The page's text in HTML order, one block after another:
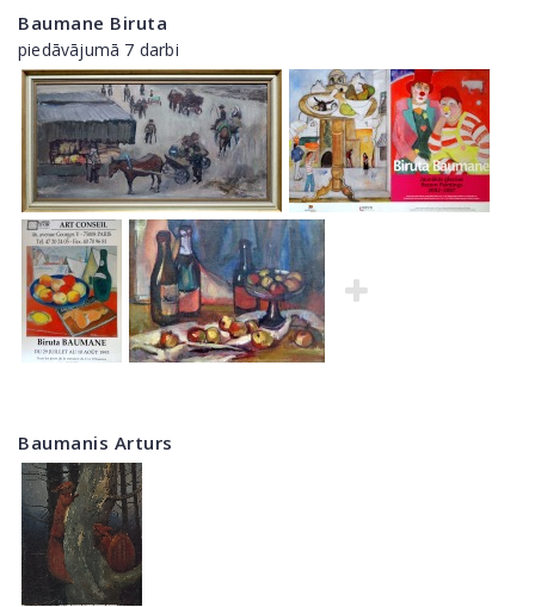
Baumane Biruta
piedāvājumā 7 darbi
Baumanis Arturs